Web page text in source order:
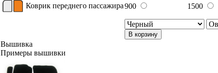
Коврик переднего пассажира900 1500
В корзину
Вышивка
Примеры вышивки